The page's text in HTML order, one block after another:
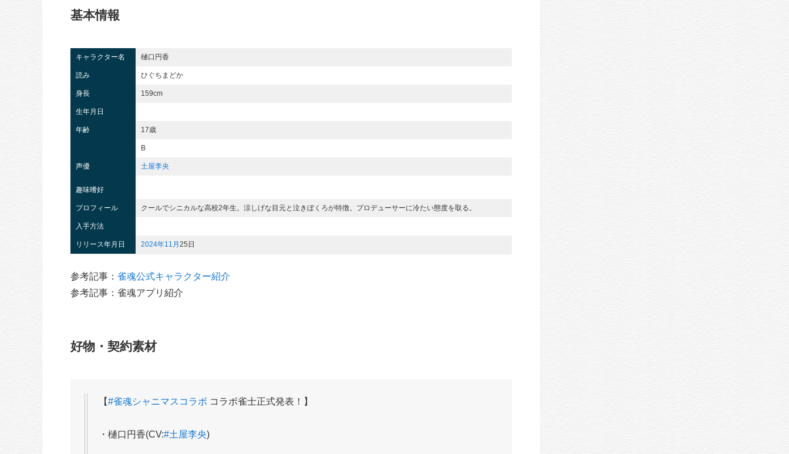
基本情報
キャラクター名 樋口円香
読み ひぐちまどか
身長 159cm
生年月日
年齢 17歳
B
声優 土屋李央
趣味嗜好
プロフィール クールでシニカルな高校2年生。涼しげな目元と泣きぼくろが特徴。プロデューサーに冷たい態度を取る。
入手方法
リリース年月日 2024年11月25日
参考記事： 雀魂公式キャラクター紹介
参考記事：雀魂アプリ紹介
好物・契約素材
【#雀魂シャニマスコラボ コラボ雀士正式発表！】
・樋口円香(CV:#土屋李央)